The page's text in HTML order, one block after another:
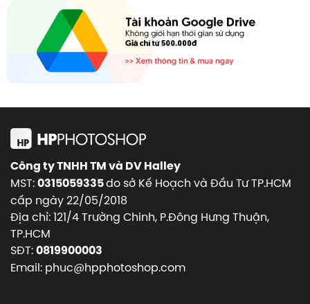
Công ty TNHH TM và DV Halley
MST:0315059335do sở Kế Hoạch và Đầu Tư TP.HCM
cấp ngày 22/05/2018
Địa chỉ: 121/4 Trường Chinh, P.Đông Hưng Thuận,
TP.HCM
SĐT:0819900003
Email: phuc@hpphotoshop.com